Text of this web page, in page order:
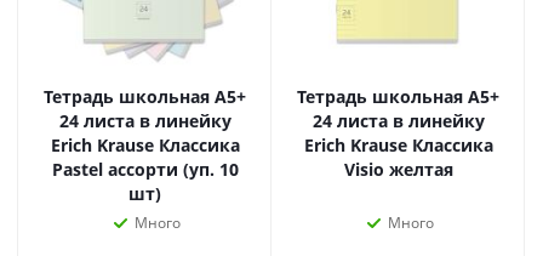
Тетрадь школьная А5+
24 листа в линейку
Erich Krause Классика
Pastel ассорти (уп. 10
шт)
Много
Тетрадь школьная А5+
24 листа в линейку
Erich Krause Классика
Visio желтая
Много